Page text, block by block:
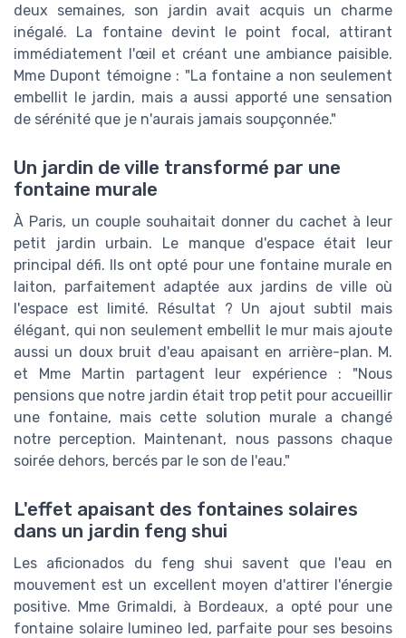
deux semaines, son jardin avait acquis un charme
inégalé. La fontaine devint le point focal, attirant
immédiatement l'œil et créant une ambiance paisible.
Mme Dupont témoigne : "La fontaine a non seulement
embellit le jardin, mais a aussi apporté une sensation
de sérénité que je n'aurais jamais soupçonnée."
Un jardin de ville transformé par une
fontaine murale
À Paris, un couple souhaitait donner du cachet à leur
petit jardin urbain. Le manque d'espace était leur
principal défi. Ils ont opté pour une fontaine murale en
laiton, parfaitement adaptée aux jardins de ville où
l'espace est limité. Résultat ? Un ajout subtil mais
élégant, qui non seulement embellit le mur mais ajoute
aussi un doux bruit d'eau apaisant en arrière-plan. M.
et Mme Martin partagent leur expérience : "Nous
pensions que notre jardin était trop petit pour accueillir
une fontaine, mais cette solution murale a changé
notre perception. Maintenant, nous passons chaque
soirée dehors, bercés par le son de l'eau."
L'effet apaisant des fontaines solaires
dans un jardin feng shui
Les aficionados du feng shui savent que l'eau en
mouvement est un excellent moyen d'attirer l'énergie
positive. Mme Grimaldi, à Bordeaux, a opté pour une
fontaine solaire lumineo led, parfaite pour ses besoins